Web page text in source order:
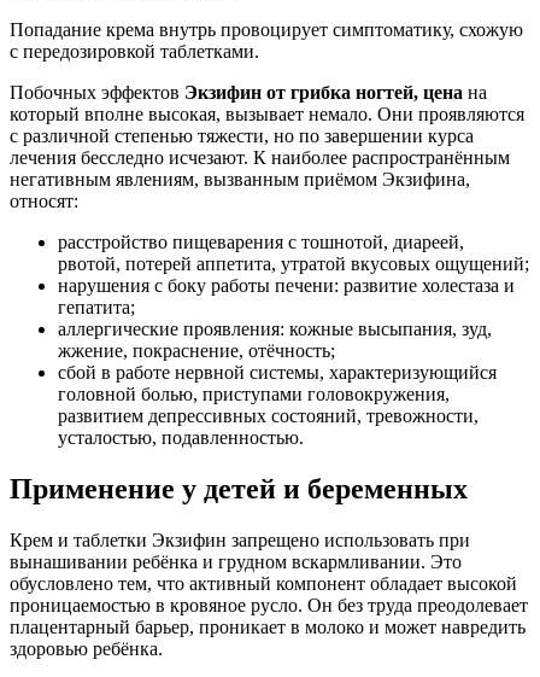
Попадание крема внутрь провоцирует симптоматику, схожую
с передозировкой таблетками.
Побочных эффектов Экзифин от грибка ногтей, цена на
который вполне высокая, вызывает немало. Они проявляются
с различной степенью тяжести, но по завершении курса
лечения бесследно исчезают. К наиболее распространённым
негативным явлениям, вызванным приёмом Экзифина,
относят:
расстройство пищеварения с тошнотой, диареей,
рвотой, потерей аппетита, утратой вкусовых ощущений;
нарушения с боку работы печени: развитие холестаза и
гепатита;
аллергические проявления: кожные высыпания, зуд,
жжение, покраснение, отёчность;
сбой в работе нервной системы, характеризующийся
головной болью, приступами головокружения,
развитием депрессивных состояний, тревожности,
усталостью, подавленностью.
Применение у детей и беременных
Крем и таблетки Экзифин запрещено использовать при
вынашивании ребёнка и грудном вскармливании. Это
обусловлено тем, что активный компонент обладает высокой
проницаемостью в кровяное русло. Он без труда преодолевает
плацентарный барьер, проникает в молоко и может навредить
здоровью ребёнка.